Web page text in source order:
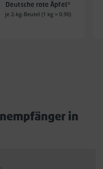
Deutsche rote Äpfel*
je 2-kg-Beutel (1 kg = 0.90)
in